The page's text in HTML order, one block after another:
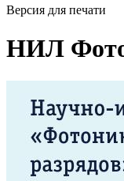
Версия для печати
НИЛ